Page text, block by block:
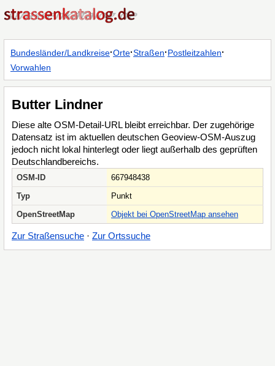
Bundesländer/Landkreise·Orte·Straßen·Postleitzahlen·
Vorwahlen
Butter Lindner
Diese alte OSM-Detail-URL bleibt erreichbar. Der zugehörige
Datensatz ist im aktuellen deutschen Geoview-OSM-Auszug
jedoch nicht lokal hinterlegt oder liegt außerhalb des geprüften
Deutschlandbereichs.
OSM-ID
667948438
Typ
Punkt
OpenStreetMap
Objekt bei OpenStreetMap ansehen
Zur Straßensuche · Zur Ortssuche